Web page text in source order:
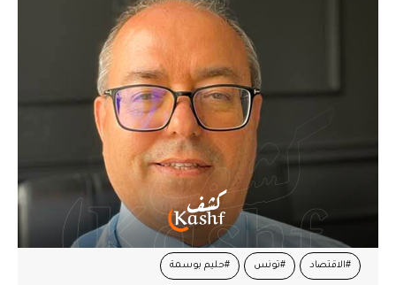
#الاقتصاد #تونس #حليم بوسمة